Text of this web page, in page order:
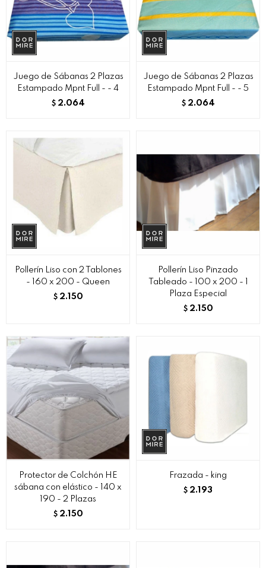
Juego de Sábanas 2 Plazas
Estampado Mpnt Full - - 4
$ 2.064
Juego de Sábanas 2 Plazas
Estampado Mpnt Full - - 5
$ 2.064
Pollerín Liso con 2 Tablones
- 160 x 200 - Queen
$ 2.150
Pollerín Liso Pinzado
Tableado - 100 x 200 - 1
Plaza Especial
$ 2.150
Protector de Colchón HE
sábana con elástico - 140 x
190 - 2 Plazas
$ 2.150
Frazada - king
$ 2.193